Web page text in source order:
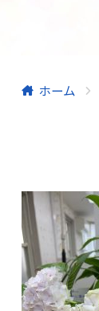
ホーム